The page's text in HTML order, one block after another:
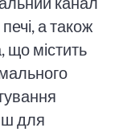
а також
що містить
для